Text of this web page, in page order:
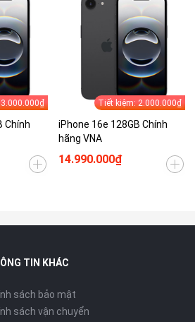
Chính
Tiết kiệm: 2.000.000₫
iPhone 16e 128GB Chính
hãng VNA
14.990.000₫
TIN KHÁC
sách bảo mật
sách vận chuyển